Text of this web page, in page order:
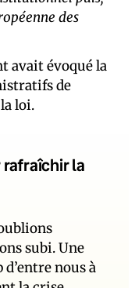
des
avait évoqué la
de
loi.
rafraîchir la
subi. Une
nous à